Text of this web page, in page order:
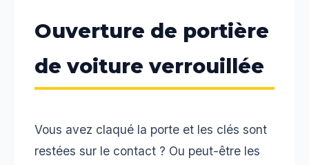
Ouverture de portière
de voiture verrouillée
Vous avez claqué la porte et les clés sont
restées sur le contact ? Ou peut-être les